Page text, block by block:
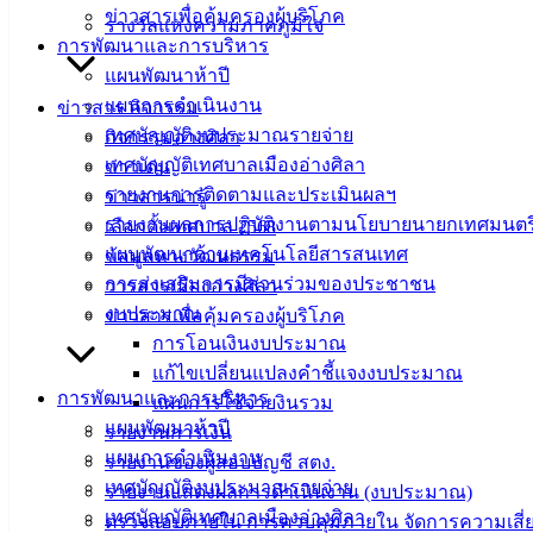
ข่าวสารเพื่อคุ้มครองผู้บริโภค
การพัฒนาและการบริหาร
แผนพัฒนาห้าปี
แผนการดำเนินงาน
เทศบัญญัติงบประมาณรายจ่าย
เทศบัญญัติเทศบาลเมืองอ่างศิลา
รายงานการติดตามและประเมินผลฯ
รายงานผลการปฏิบัติงานตามนโยบายนายกเทศมนต
แผนพัฒนาด้านเทคโนโลยีสารสนเทศ
การส่งเสริมการมีส่วนร่วมของประชาชน
งบประมาณ
การโอนเงินงบประมาณ
แก้ไขเปลี่ยนแปลงคำชี้แจงงบประมาณ
แผนการใช้จ่ายงินรวม
รายงานการเงิน
รายงานของผู้สอบบัญชี สตง.
รายงานแสดงผลการดำเนินงาน (งบประมาณ)
ตรวจสอบภายใน การควบคุมภายใน จัดการความเสี่
รางวัลแห่งความภาคภูมิใจ
ข่าวสาร กิจกรรม
กิจกรรมอ่างศิลา
ข่าวเด่น
ข่าวสารน่ารู้
เลือกตั้งเทศบาล 2568
ข้อมูลทางวัฒนธรรม
วารสารเมืองอ่างศิลา
ข่าวสารเพื่อคุ้มครองผู้บริโภค
การพัฒนาและการบริหาร
แผนพัฒนาห้าปี
แผนการดำเนินงาน
เทศบัญญัติงบประมาณรายจ่าย
เทศบัญญัติเทศบาลเมืองอ่างศิลา
ที่ตั้ง : สำนักงานเทศบาลเมืองอ่างศิลา 90/338 ม.3
ต.เสม็ด อ.เมือง จ.ชลบุรี 20000
ติดต่อ :038-142-100-104
บริการประชาชน
ดาวน์โหลดแบบฟอร์ม, เอกสาร
คู่มือสำหรับประชาชน/คู่มือการปฏิบัติงาน
ข่าวสารน่ารู้
ศุนย์ข้อมูลข่าวสารอิเล็กทรอนิกส์
องค์ความรู้ (Knowledge Management)
ติดต่อเทศบาล
สายตรงนายก
ประวัติเทศบาล